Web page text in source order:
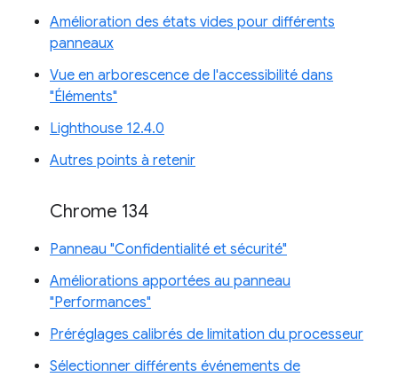
Amélioration des états vides pour différents
panneaux
Vue en arborescence de l'accessibilité dans
"Éléments"
Lighthouse 12.4.0
Autres points à retenir
Chrome 134
Panneau "Confidentialité et sécurité"
Améliorations apportées au panneau
"Performances"
Préréglages calibrés de limitation du processeur
Sélectionner différents événements de